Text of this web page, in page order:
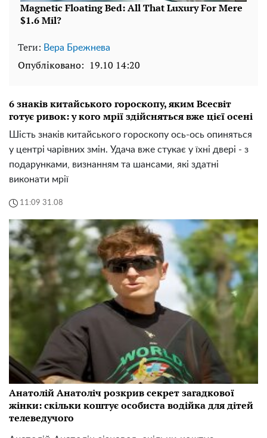
Теги: Вера Брежнева
Опубліковано: 19.10 14:20
6 знаків китайського гороскопу, яким Всесвіт
готує ривок: у кого мрії здійсняться вже цієї осені
Шість знаків китайського гороскопу ось-ось опиняться
у центрі чарівних змін. Удача вже стукає у їхні двері - з
подарунками, визнанням та шансами, які здатні
виконати мрії
11:09 31.08
Анатолій Анатоліч розкрив секрет загадкової
жінки: скільки коштує особиста водійка для дітей
телеведучого